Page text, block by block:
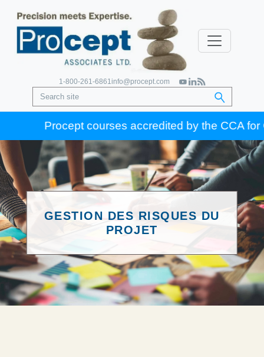
1-800-261-6861info@procept.com
Procept courses accredited by the CCA for
GESTION DES RISQUES DU
PROJET